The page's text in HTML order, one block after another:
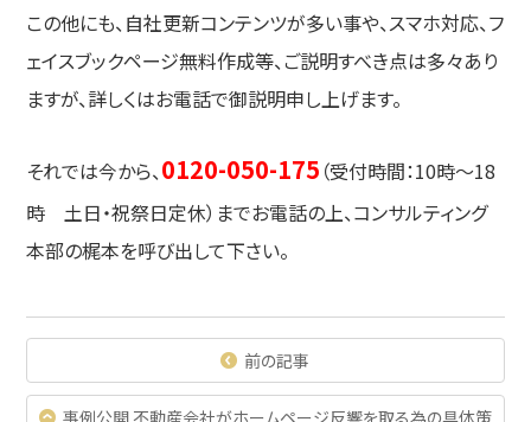
この他にも、自社更新コンテンツが多い事や、スマホ対応、フ
ェイスブックページ無料作成等、ご説明すべき点は多々あり
ますが、詳しくはお電話で御説明申し上げます。
それでは今から、0120-050-175 （受付時間：10時～18
時 土日・祝祭日定休）までお電話の上、コンサルティング
本部の梶本を呼び出して下さい。
前の記事